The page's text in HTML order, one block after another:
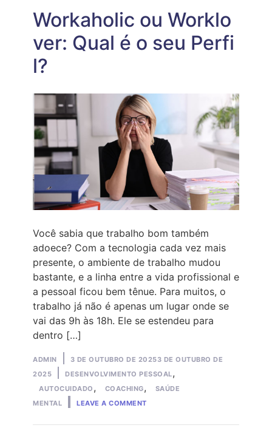
COM
DE
CONTROLE
Workaholic ou Worklo
ver: Qual é o seu Perfi
l?
Você sabia que trabalho bom também
adoece? Com a tecnologia cada vez mais
presente, o ambiente de trabalho mudou
bastante, e a linha entre a vida profissional e
a pessoal ficou bem tênue. Para muitos, o
trabalho já não é apenas um lugar onde se
vai das 9h às 18h. Ele se estendeu para
dentro […]
Posted
by
ADMIN 3 DE OUTUBRO DE 20253 DE OUTUBRO DE
2025
Posted
in
DESENVOLVIMENTO PESSOAL,
AUTOCUIDADO , COACHING,
SAÚDE
MENTAL
LEAVE A COMMENTON